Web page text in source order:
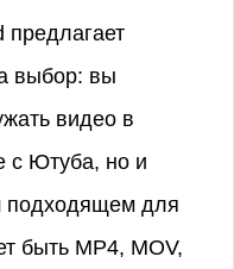
предлагает
выбор: вы
видео в
с Ютуба, но и
подходящем для
быть MP4, MOV,